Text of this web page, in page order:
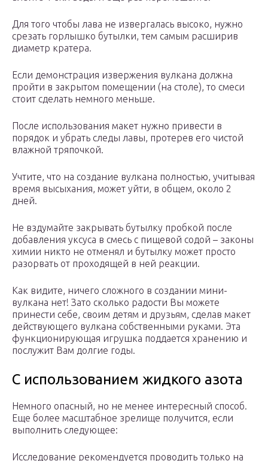
Для того чтобы лава не извергалась высоко, нужно
срезать горлышко бутылки, тем самым расширив
диаметр кратера.
Если демонстрация извержения вулкана должна
пройти в закрытом помещении (на столе), то смеси
стоит сделать немного меньше.
После использования макет нужно привести в
порядок и убрать следы лавы, протерев его чистой
влажной тряпочкой.
Учтите, что на создание вулкана полностью, учитывая
время высыхания, может уйти, в общем, около 2
дней.
Не вздумайте закрывать бутылку пробкой после
добавления уксуса в смесь с пищевой содой – законы
химии никто не отменял и бутылку может просто
разорвать от проходящей в ней реакции.
Как видите, ничего сложного в создании мини-
вулкана нет! Зато сколько радости Вы можете
принести себе, своим детям и друзьям, сделав макет
действующего вулкана собственными руками. Эта
функционирующая игрушка поддается хранению и
послужит Вам долгие годы.
С использованием жидкого азота
Немного опасный, но не менее интересный способ.
Еще более масштабное зрелище получится, если
выполнить следующее:
Исследование рекомендуется проводить только на